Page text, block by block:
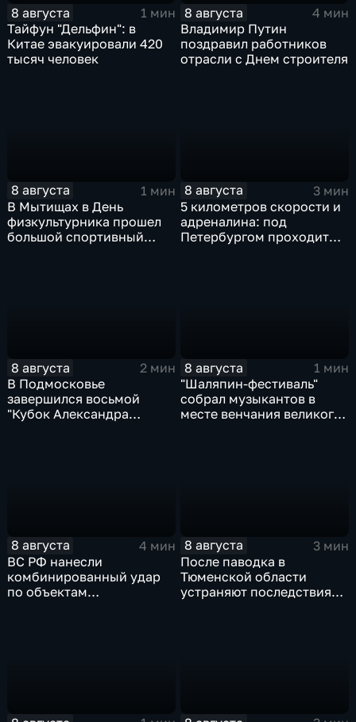
8 августа
1 мин
Тайфун "Дельфин": в
Китае эвакуировали 420
тысяч человек
8 августа
4 мин
Владимир Путин
поздравил работников
отрасли с Днем строителя
8 августа
1 мин
В Мытищах в День
физкультурника прошел
большой спортивный
8 августа
3 мин
5 километров скорости и
адреналина: под
Петербургом проходит
8 августа
2 мин
В Подмосковье
завершился восьмой
"Кубок Александра
8 августа
1 мин
"Шаляпин‑фестиваль"
собрал музыкантов в
месте венчания великого
8 августа
4 мин
ВС РФ нанесли
комбинированный удар
по объектам
8 августа
3 мин
После паводка в
Тюменской области
устраняют последствия